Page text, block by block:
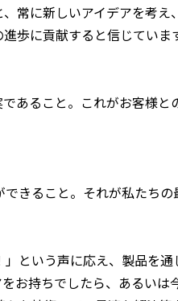
常に新しいアイデアを考え
歩に貢献すると信じていま
あること。これがお客様と
きること。それが私たちの
という声に応え、製品を通
お持ちでしたら、あるいは